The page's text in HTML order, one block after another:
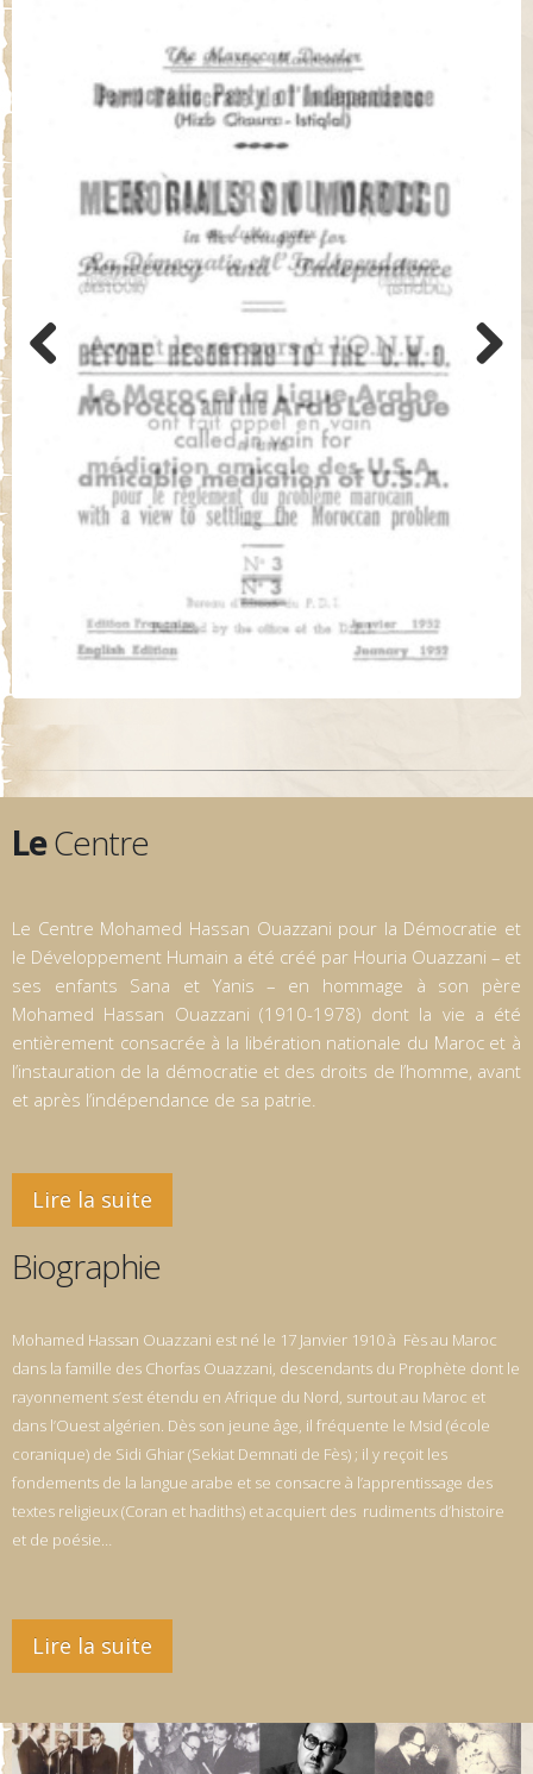
Le Centre
le Développement Humain a été créé par Houria Ouazzani – et
ses enfants Sana et Yanis – en hommage à son père
Mohamed Hassan Ouazzani (1910-1978) dont la vie a été
entièrement consacrée à la libération nationale du Maroc et à
l’instauration de la démocratie et des droits de l’homme, avant
et après l’indépendance de sa patrie.
Lire la suite
Biographie
dans la famille des Chorfas Ouazzani, descendants du Prophète dont le
rayonnement s’est étendu en Afrique du Nord, surtout au Maroc et
dans l’Ouest algérien. Dès son jeune âge, il fréquente le Msid (école
coranique) de Sidi Ghiar (Sekiat Demnati de Fès) ; il y reçoit les
fondements de la langue arabe et se consacre à l’apprentissage des
textes religieux (Coran et hadiths) et acquiert des rudiments d’histoire
et de poésie…
Lire la suite